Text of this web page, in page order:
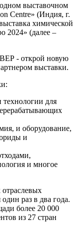
выставочном
Centre» (Индия, г.
химической
2024» (далее –
- открой новую
выставки.
технологии для
и оборудование,
и
и многое
раз в два года.
более 20 000
из 27 стран